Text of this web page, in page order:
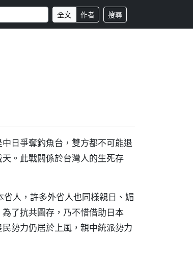
全文 作者 搜尋
日爭奪釣魚台，雙方都不可能退
。此戰關係於台灣人的生死存
人，許多外省人也同樣親日、媚
了抗共圖存，乃不惜借助日本
勢力仍居於上風，親中統派勢力